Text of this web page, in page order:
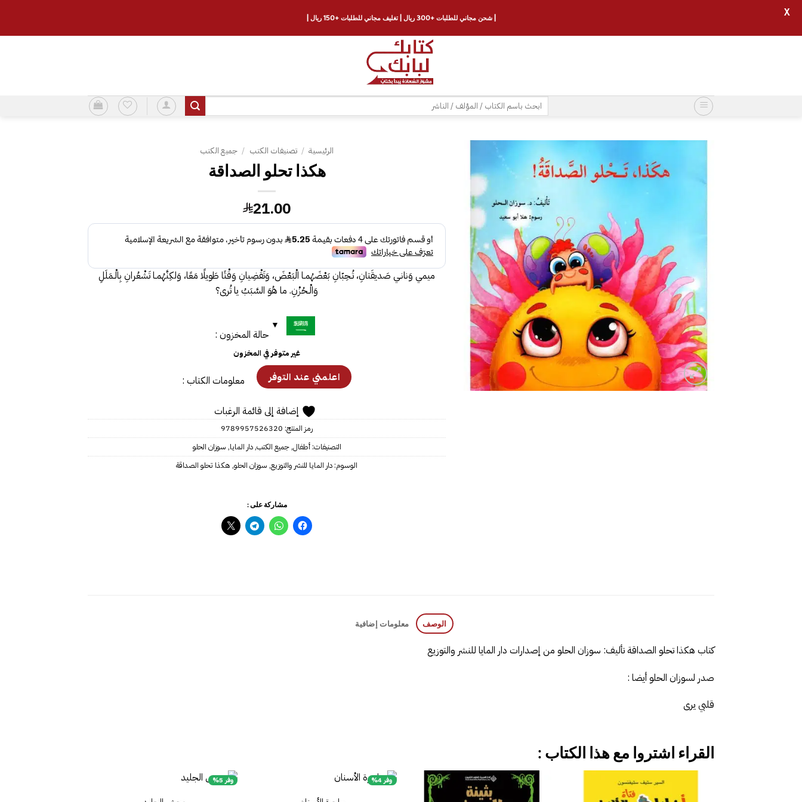
البحث
عن:
إضافة
إلى
قائمة
الرغبات
الرئيسية / تصنيفات الكتب / جميع الكتب
هكذا تحلو الصداقة‎
21.00
ميمي وَنانـي صَديقَتانِ، تُـحِبّانِ بَعْضَهُمـا الْبَعْضَ، وَتَقْضِيانِ وَقْتًا طَويلًا مَعًا، وَلكِنَّهُمـا تَشْعُرانِ بِالْـمَلَلِ
وَالْـحُزْنِ. ما هُوَ السَّبَبُ يا تُرى؟
حالة المخزون :
غير متوفر في المخزون
معلومات الكتاب :
إضافة إلى قائمة الرغبات
رمز المنتج: 9789957526320
التصنيفات:أطفال,جميع الكتب,دار المايا, سوزان الحلو
الوسوم: دار المايا للنشر والتوزيع, سوزان الحلو‎, هكذا تحلو الصداقة
مشاركة على :
الوصف معلومات إضافية
كتاب هكذا تحلو الصداقة‎ تأليف: سوزان الحلو‎ من إصدارات دار المايا للنشر وال‎توزيع
صدر لسوزان الحلو أيضا :
قلبي يرى
القراء اشتروا مع هذا الكتاب :
وفر 4% وفر 5%
| شحن مجاني للطلبات +300 ريال | تغليف مجاني للطلبات +150 ريال | X